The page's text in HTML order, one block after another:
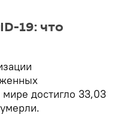
19: что
достигло 33,03